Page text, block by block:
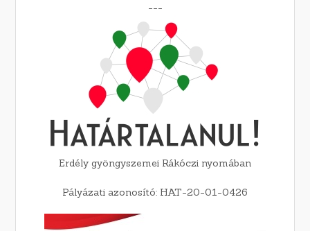
---
Erdély gyöngyszemei Rákóczi nyomában
Pályázati azonosító: HAT-20-01-0426